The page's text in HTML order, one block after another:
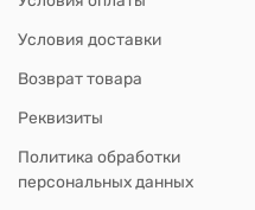
Условия доставки
Возврат товара
Реквизиты
Политика обработки
персональных данных